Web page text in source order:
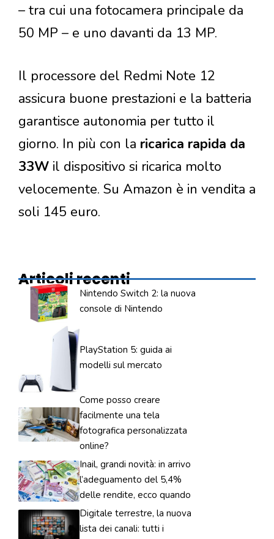
– tra cui una fotocamera principale da
50 MP – e uno davanti da 13 MP.
Il processore del Redmi Note 12
assicura buone prestazioni e la batteria
garantisce autonomia per tutto il
giorno. In più con la ricarica rapida da
33W il dispositivo si ricarica molto
velocemente. Su Amazon è in vendita a
soli 145 euro.
Articoli recenti
Nintendo Switch 2: la nuova
console di Nintendo
PlayStation 5: guida ai
modelli sul mercato
Come posso creare
facilmente una tela
fotografica personalizzata
online?
Inail, grandi novità: in arrivo
l’adeguamento del 5,4%
delle rendite, ecco quando
Digitale terrestre, la nuova
lista dei canali: tutti i